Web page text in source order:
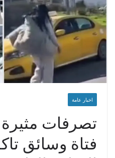
اخبار عامة
تصرفات
فتاة وسائق